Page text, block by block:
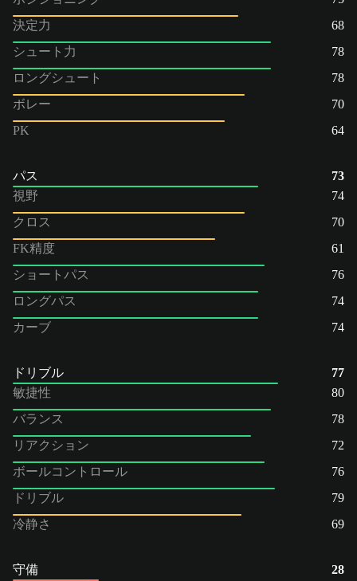
決定力
68
シュート力
78
ロングシュート
78
ボレー
70
PK
64
パス
73
視野
74
クロス
70
FK精度
61
ショートパス
76
ロングパス
74
カーブ
74
ドリブル
77
敏捷性
80
バランス
78
リアクション
72
ボールコントロール
76
ドリブル
79
冷静さ
69
守備
28